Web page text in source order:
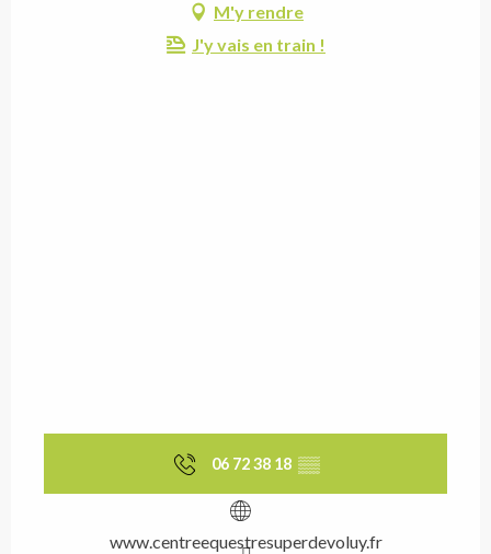
M'y rendre
J'y vais en train !
06 72 38 18 ▒▒
www.centreequestresuperdevoluy.fr